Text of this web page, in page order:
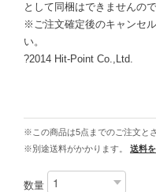
として同梱はできませんの
※ご注文確定後のキャンセ
い。
?2014 Hit-Point Co.,Ltd.
※この商品は5点までのご注文と
※別途送料がかかります。
送料
数量